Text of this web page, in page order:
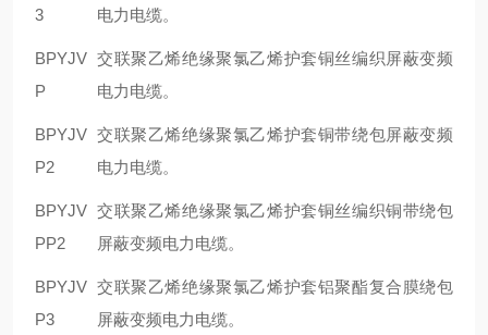
3
电力电缆。
BPYJV
P
交联聚乙烯绝缘聚氯乙烯护套铜丝编织屏蔽变频
电力电缆。
BPYJV
P2
交联聚乙烯绝缘聚氯乙烯护套铜带绕包屏蔽变频
电力电缆。
BPYJV
PP2
交联聚乙烯绝缘聚氯乙烯护套铜丝编织铜带绕包
屏蔽变频电力电缆。
BPYJV
P3
交联聚乙烯绝缘聚氯乙烯护套铝聚酯复合膜绕包
屏蔽变频电力电缆。